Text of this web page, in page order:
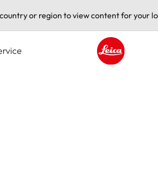
or region to view content for your